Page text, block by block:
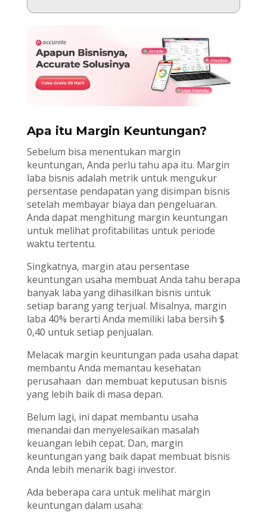
Apa itu Margin Keuntungan?
Sebelum bisa menentukan margin
keuntungan, Anda perlu tahu apa itu. Margin
laba bisnis adalah metrik untuk mengukur
persentase pendapatan yang disimpan bisnis
setelah membayar biaya dan pengeluaran.
Anda dapat menghitung margin keuntungan
untuk melihat profitabilitas untuk periode
waktu tertentu.
Singkatnya, margin atau persentase
keuntungan usaha membuat Anda tahu berapa
banyak laba yang dihasilkan bisnis untuk
setiap barang yang terjual. Misalnya, margin
laba 40% berarti Anda memiliki laba bersih $
0,40 untuk setiap penjualan.
Melacak margin keuntungan pada usaha dapat
membantu Anda memantau kesehatan
perusahaan dan membuat keputusan bisnis
yang lebih baik di masa depan.
Belum lagi, ini dapat membantu usaha
menandai dan menyelesaikan masalah
keuangan lebih cepat. Dan, margin
keuntungan yang baik dapat membuat bisnis
Anda lebih menarik bagi investor.
Ada beberapa cara untuk melihat margin
keuntungan dalam usaha: